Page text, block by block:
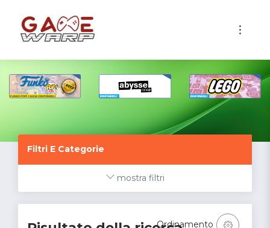
Filtri E Categorie
mostra filtri
Ordinamento